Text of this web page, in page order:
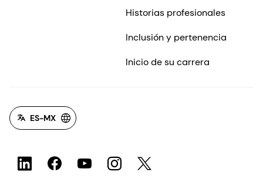
Historias profesionales
Inclusión y pertenencia
Inicio de su carrera
ES-MX